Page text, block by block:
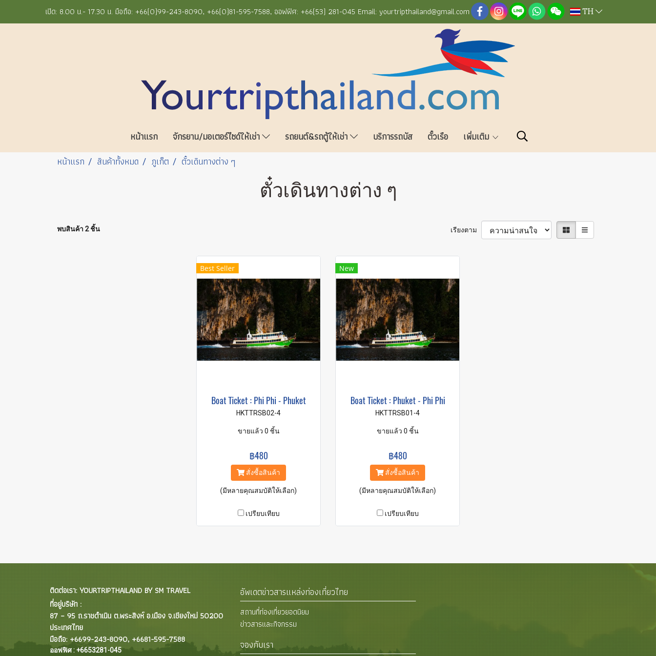
เปิด: 8.00 น.- 17.30 น. มือถือ: +66(0)99-243-8090, +66(0)81-595-7588, ออฟฟิศ: +66(53) 281-045 Email: yourtripthailand@gmail.com TH
หน้าแรก จักรยาน/มอเตอร์ไซด์ให้เช่า รถยนต์&รถตู้ให้เช่า บริการรถบัส ตั๋วเรือ
เพิ่มเติม
หน้าแรก
สินค้าทั้งหมด ภูเก็ต ตั๋วเดินทางต่าง ๆ
ตั๋วเดินทางต่าง ๆ
พบสินค้า 2 ชิ้น เรียงตาม
Best Seller
Boat Ticket : Phi Phi - Phuket
HKTTRSB02-4
ขายแล้ว 0 ชิ้น
฿480
สั่งซื้อสินค้า
(มีหลายคุณสมบัติให้เลือก)
เปรียบเทียบ
New
Boat Ticket : Phuket - Phi Phi
HKTTRSB01-4
ขายแล้ว 0 ชิ้น
฿480
สั่งซื้อสินค้า
(มีหลายคุณสมบัติให้เลือก)
เปรียบเทียบ
ติดต่อเรา: YOURTRIPTHAILAND BY SM TRAVEL
ที่อยู่บริษัท :
87 – 95 ถ.ราชดำเนิน ต.พระสิงห์ อ.เมือง จ.เชียงใหม่ 50200
ประเทศไทย
มือถือ: +6699-243-8090, +6681-595-7588
ออฟฟิศ : +6653281-045
อัพเดตข่าวสารแหล่งท่องเที่ยวไทย
สถานที่ท่องเที่ยวยอดนิยม
ข่าวสารและกิจกรรม
จองกับเรา